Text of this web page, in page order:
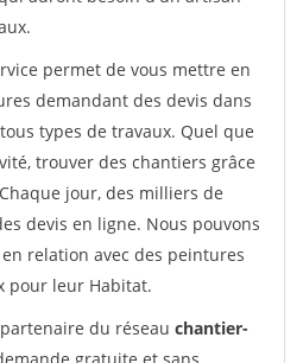
permet de vous mettre en
demandant des devis dans
types de travaux. Quel que
trouver des chantiers grâce
jour, des milliers de
devis en ligne. Nous pouvons
relation avec des peintures
pour leur Habitat.
du réseau chantier-